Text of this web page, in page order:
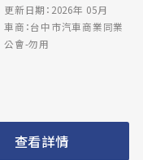
更新日期：2026年 05月
車商：台中市汽車商業同業
公會-勿用
查看詳情